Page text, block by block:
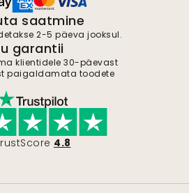
saatmine
2-5 päeva jooksul.
garantii
klientidele 30-päevast
paigaldamata toodete
4.8